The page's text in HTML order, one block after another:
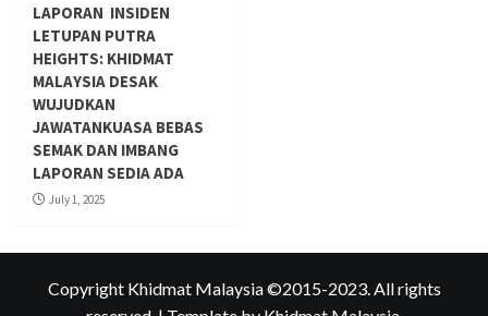
LAPORAN INSIDEN
LETUPAN PUTRA
HEIGHTS: KHIDMAT
MALAYSIA DESAK
WUJUDKAN
JAWATANKUASA BEBAS
SEMAK DAN IMBANG
LAPORAN SEDIA ADA
July 1, 2025
Copyright Khidmat Malaysia ©2015-2023. All rights